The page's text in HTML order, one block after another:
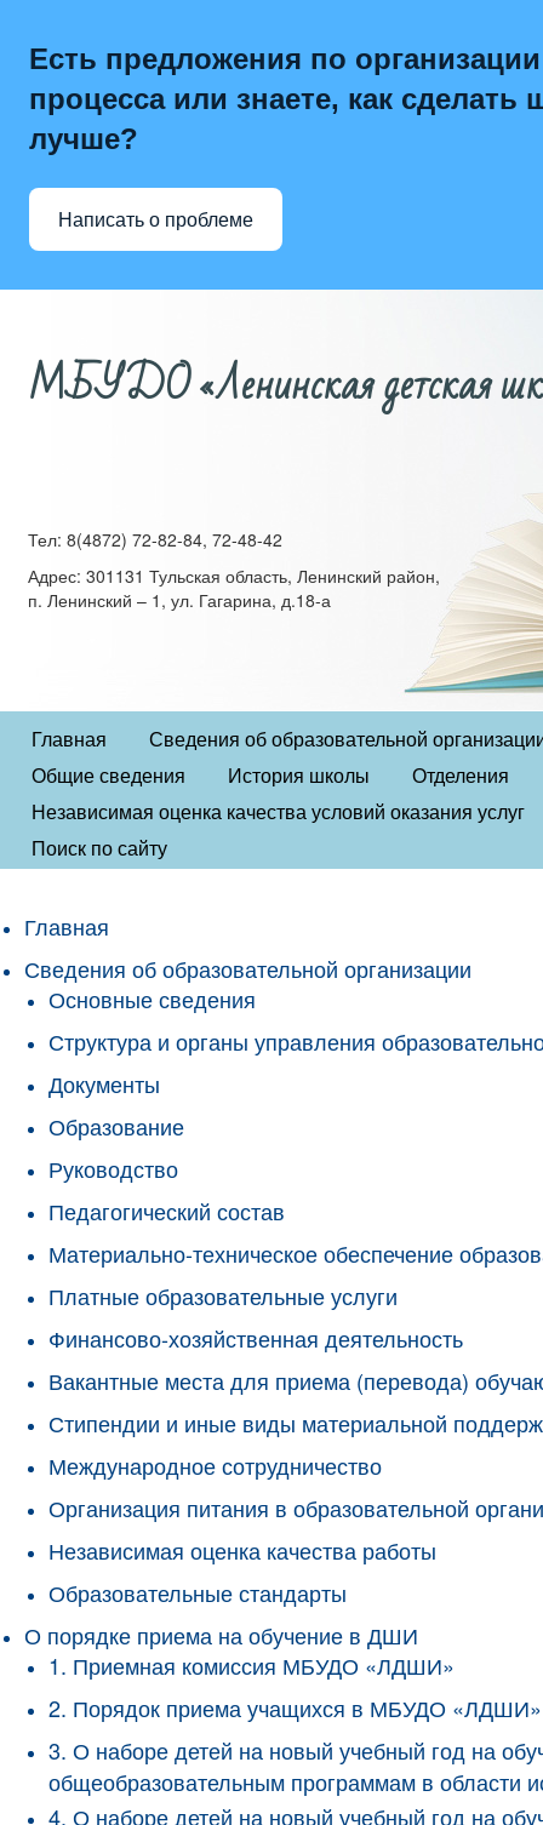
Есть предложения по
процесса или знаете, как сделать
лучше?
Написать о проблеме
МБУДО «Ленинская детская
Тел: 8(4872) 72-82-84, 72-48-42
Адрес: 301131 Тульская область, Ленинский район,
п. Ленинский – 1, ул. Гагарина, д.18-а
Главная
Сведения об образовательной
Общие сведения
История школы
Отделения
Независимая оценка качества условий оказания услуг
Поиск по сайту
Главная
Сведения об образовательной организации
Основные сведения
Структура и органы управления
Документы
Образование
Руководство
Педагогический состав
Материально-техническое обеспечение
Платные образовательные услуги
Финансово-хозяйственная деятельность
Вакантные места для приема (перевода)
Стипендии и иные виды материальной
Международное сотрудничество
Организация питания в образовательной
Независимая оценка качества работы
Образовательные стандарты
О порядке приема на обучение в ДШИ
1. Приемная комиссия МБУДО «ЛДШИ»
2. Порядок приема учащихся в МБУДО «ЛДШИ»
3. О наборе детей на новый учебный год на
общеобразовательным программам в области
4. О наборе детей на новый учебный год на